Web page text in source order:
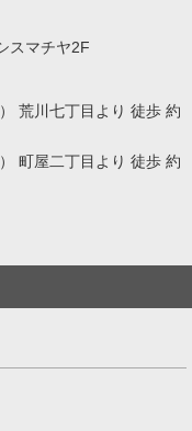
スマチヤ2F
荒川七丁目より 徒歩 約
町屋二丁目より 徒歩 約